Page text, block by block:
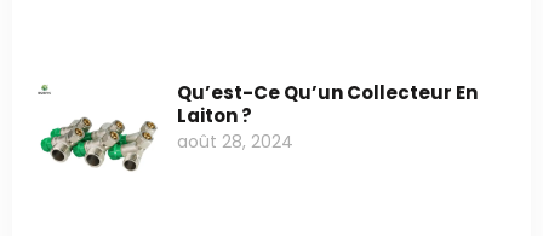
Qu’est-Ce Qu’un Collecteur En
Laiton ?
août 28, 2024